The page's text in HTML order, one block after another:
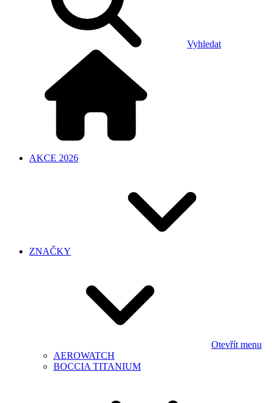
Vyhledat
AKCE 2026
ZNAČKY
Otevřít menu
AEROWATCH
BOCCIA TITANIUM